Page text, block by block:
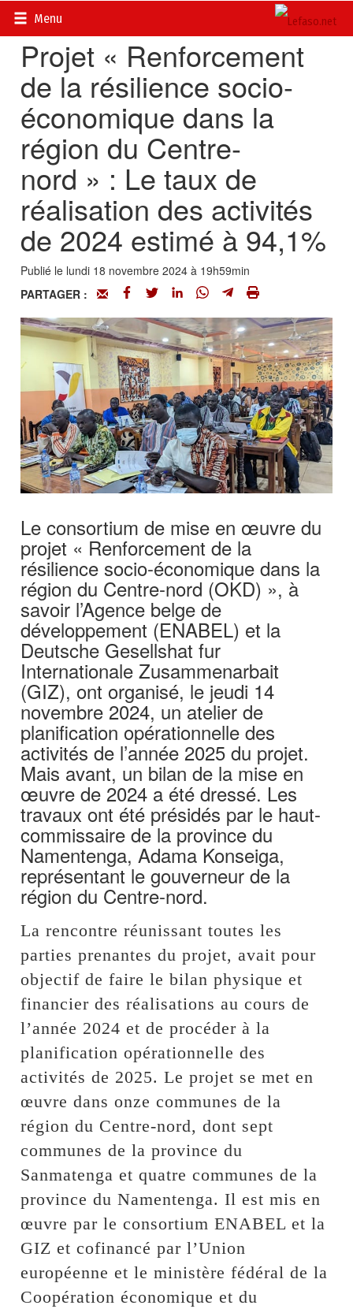
Menu
Accueil>
Projet « Renforcement
de la résilience socio-
économique dans la
région du Centre-
nord » : Le taux de
réalisation des activités
de 2024 estimé à 94,1%
Publié le lundi 18 novembre 2024 à 19h59min
PARTAGER :
Le consortium de mise en œuvre du
projet « Renforcement de la
résilience socio-économique dans la
région du Centre-nord (OKD) », à
savoir l’Agence belge de
développement (ENABEL) et la
Deutsche Gesellshat fur
Internationale Zusammenarbait
(GIZ), ont organisé, le jeudi 14
novembre 2024, un atelier de
planification opérationnelle des
activités de l’année 2025 du projet.
Mais avant, un bilan de la mise en
œuvre de 2024 a été dressé. Les
travaux ont été présidés par le haut-
commissaire de la province du
Namentenga, Adama Konseiga,
représentant le gouverneur de la
région du Centre-nord.
La rencontre réunissant toutes les
parties prenantes du projet, avait pour
objectif de faire le bilan physique et
financier des réalisations au cours de
l’année 2024 et de procéder à la
planification opérationnelle des
activités de 2025. Le projet se met en
œuvre dans onze communes de la
région du Centre-nord, dont sept
communes de la province du
Sanmatenga et quatre communes de la
province du Namentenga. Il est mis en
œuvre par le consortium ENABEL et la
GIZ et cofinancé par l’Union
européenne et le ministère fédéral de la
Coopération économique et du